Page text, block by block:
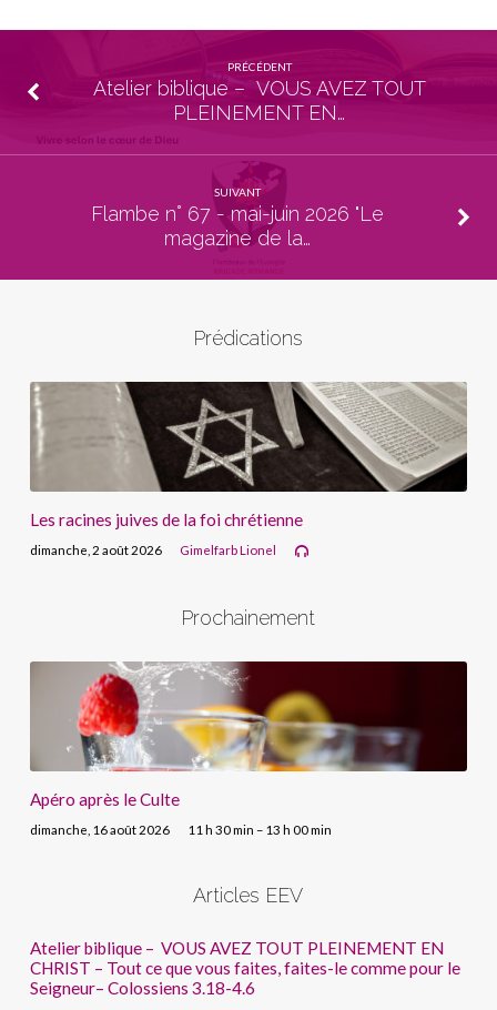
PRÉCÉDENT
Atelier biblique – VOUS AVEZ TOUT
PLEINEMENT EN…
SUIVANT
Flambe n° 67 - mai-juin 2026 "Le
magazine de la…
Prédications
Les racines juives de la foi chrétienne
dimanche, 2 août 2026 Gimelfarb Lionel
Prochainement
Apéro après le Culte
dimanche, 16 août 2026 11 h 30 min – 13 h 00 min
Articles EEV
Atelier biblique – VOUS AVEZ TOUT PLEINEMENT EN
CHRIST – Tout ce que vous faites, faites-le comme pour le
Seigneur– Colossiens 3.18-4.6